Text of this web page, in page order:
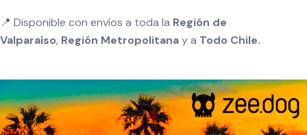
📍 Disponible con envíos a toda la Región de
Valparaíso, Región Metropolitanay a Todo Chile.